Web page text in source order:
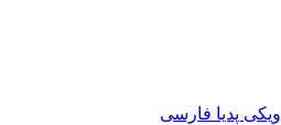
ویکی پدیا فارسی